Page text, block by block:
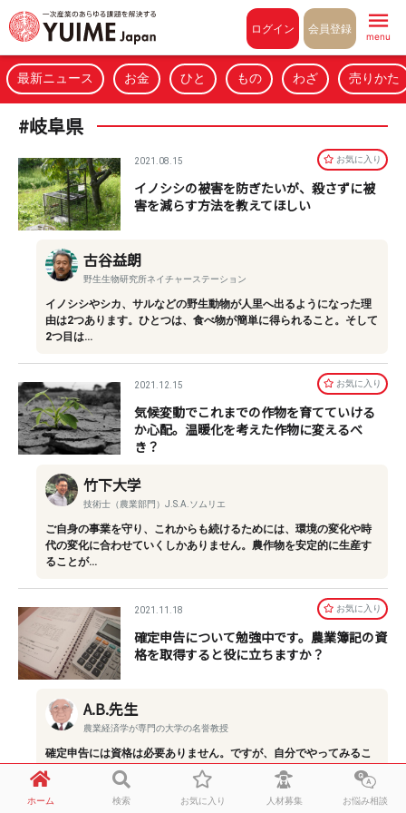
ログイン 会員登録
menu
最新ニュース お金 ひと もの わざ 売りかた
#岐阜県
2021.08.15 お気に⼊り
イノシシの被害を防ぎたいが、殺さずに被
害を減らす方法を教えてほしい
古谷益朗
野生生物研究所ネイチャーステーション
イノシシやシカ、サルなどの野生動物が人里へ出るようになった理
由は2つあります。ひとつは、食べ物が簡単に得られること。そして
2つ目は…
2021.12.15 お気に⼊り
気候変動でこれまでの作物を育てていける
か心配。温暖化を考えた作物に変えるべ
き？
竹下大学
技術士（農業部門）J.S.A.ソムリエ
ご自身の事業を守り、これからも続けるためには、環境の変化や時
代の変化に合わせていくしかありません。農作物を安定的に生産す
ることが…
2021.11.18 お気に⼊り
確定申告について勉強中です。農業簿記の資
格を取得すると役に立ちますか？
A.B.先生
農業経済学が専門の大学の名誉教授
確定申告には資格は必要ありません。ですが、自分でやってみるこ
とは勉強になるので、ぜひご自身で確定申告に挑戦してみてくださ
い。初め…
ホーム 検索 お気に入り 人材募集 お悩み相談